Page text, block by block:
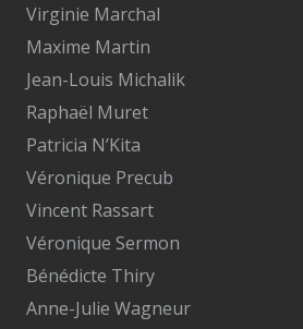
Virginie Marchal
Maxime Martin
Jean-Louis Michalik
Raphaël Muret
Patricia N’Kita
Véronique Precub
Vincent Rassart
Véronique Sermon
Bénédicte Thiry
Anne-Julie Wagneur